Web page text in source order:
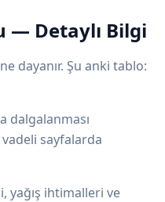
— Detaylı Bilgi
dayanır. Şu anki tablo:
dalgalanması
sayfalarda
yağış ihtimalleri ve